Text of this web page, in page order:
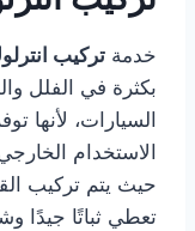
خدمة تركيب
بكثرة في الفلل
السيارات، لأنها
الاستخدام
حيث يتم تركيب
تعطي ثباتًا جيدًا